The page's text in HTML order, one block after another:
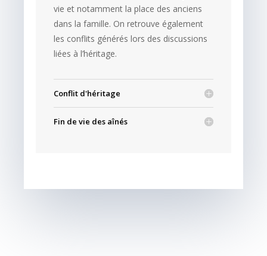
vie et notamment la place des anciens
dans la famille. On retrouve également
les conflits générés lors des discussions
liées à l’héritage.
Conflit d'héritage
Fin de vie des aînés